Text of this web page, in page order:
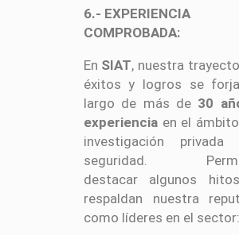
6.- EXPERIENCIA
COMPROBADA:
En SIAT, nuestra
éxitos y logros se
largo de más de 30
experienciaen el
investigación
seguridad.
destacar algunos
respaldan nuestra
como líderes en el sector: